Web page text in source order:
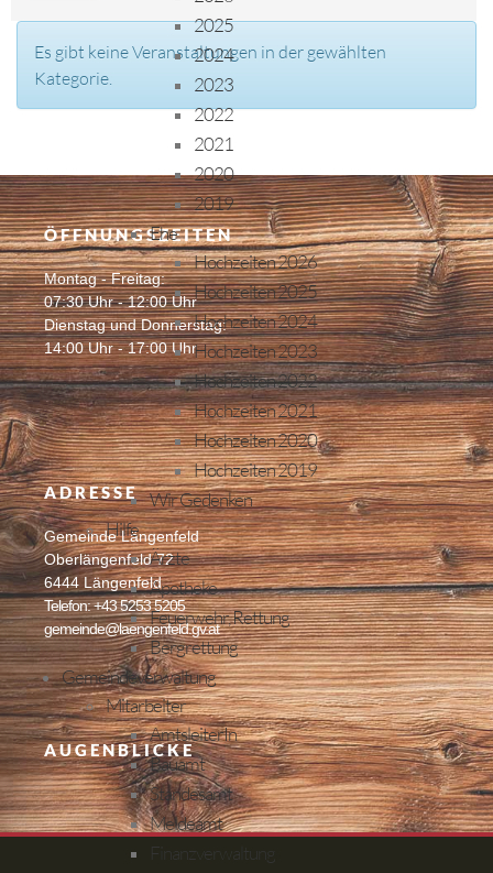
2025
2024
2023
2022
2021
2020
2019
Ehe
Hochzeiten 2026
Hochzeiten 2025
Hochzeiten 2024
Hochzeiten 2023
Hochzeiten 2022
Hochzeiten 2021
Hochzeiten 2020
Hochzeiten 2019
Wir Gedenken
Hilfe
Ärzte
Apotheke
Feuerwehr, Rettung
Bergrettung
Gemeindeverwaltung
Mitarbeiter
AmtsleiterIn
Bauamt
Standesamt
Meldeamt
Finanzverwaltung
Es gibt keine Veranstaltungen in der gewählten
Kategorie.
ÖFFNUNGSZEITEN
Montag - Freitag:
07:30 Uhr - 12:00 Uhr
Dienstag und Donnerstag:
14:00 Uhr - 17:00 Uhr
ADRESSE
Gemeinde Längenfeld
Oberlängenfeld 72
6444 Längenfeld
Telefon: +43 5253 5205
gemeinde@laengenfeld.gv.at
AUGENBLICKE